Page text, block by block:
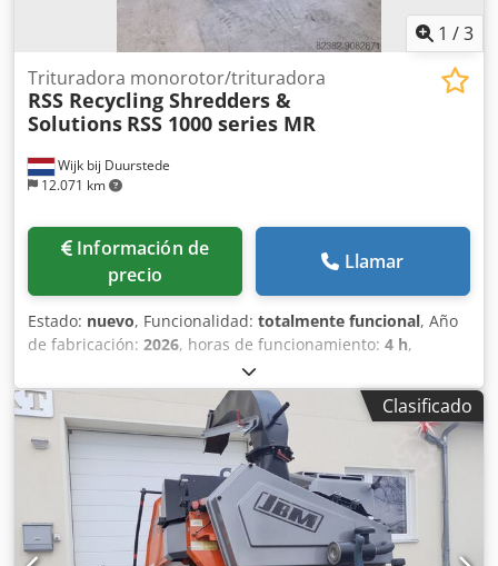
1 /3
Wijk bij Duurstede
12.071 km
Trituradora monorotor/trituradora
RSS Recycling Shredders &
Solutions RSS 1000 series MR
Información de
precio
Llamar
Estado: nuevo, Funcionalidad: totalmente funcional, Año
de fabricación: 2026, horas de funcionamiento: 4 h,
, Longitud del rotor: 1000 mm,
potencia: 45 kW + 2,2. Dcodpfx Akskzg U Dohek
Dimensiones de la tolva: 1400 x 1000 mm; tamaño de las
mallas, según solicitud. Opcionalmente, se puede
proporcionar una cinta transportadora. Entrega según
solicitud. Para más información: RSS Recycling Shredders
& Solutions. Para consultas o información adicional,
póngase en contacto con la empresa. Es IMPORTANTE
indicar el nombre, la empresa y el número de teléfono.
Clasificado